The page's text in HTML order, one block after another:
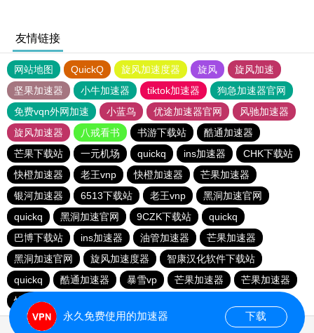
友情链接
网站地图 QuickQ 旋风加速度器 旋风
旋风加速
坚果加速器
小牛加速器 tiktok加速器
狗急加速器官网
免费vqn外网加速
小蓝鸟 优途加速器官网
风驰加速器
旋风加速器
八戒看书 书游下载站
酷通加速器
芒果下载站
一元机场 quickq ins加速器
CHK下载站
快橙加速器
老王vnp 快橙加速器
芒果加速器
银河加速器
6513下载站 老王vnp
黑洞加速官网
quickq
黑洞加速官网 9CZK下载站
quickq
巴博下载站
ins加速器 油管加速器
芒果加速器
黑洞加速官网
旋风加速度器
智康汉化软件下载站
quickq
酷通加速器 暴雪vp 芒果加速器
芒果加速器
快橙加速器
永久免费使用的加速器 下载